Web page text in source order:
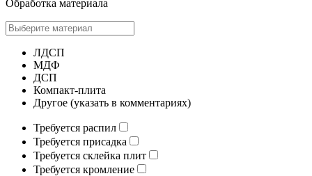
Обработка материала
ЛДСП
МДФ
ДСП
Компакт-плита
Другое (указать в комментариях)
Требуется распил
Требуется присадка
Требуется склейка плит
Требуется кромление